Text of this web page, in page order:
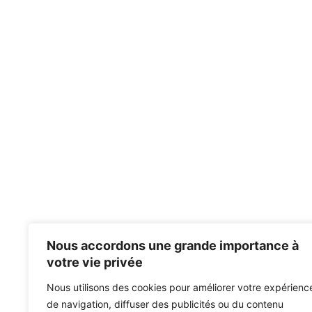
Nous accordons une grande importance à
votre vie privée
Nous utilisons des cookies pour améliorer votre
de navigation, diffuser des publicités ou du contenu